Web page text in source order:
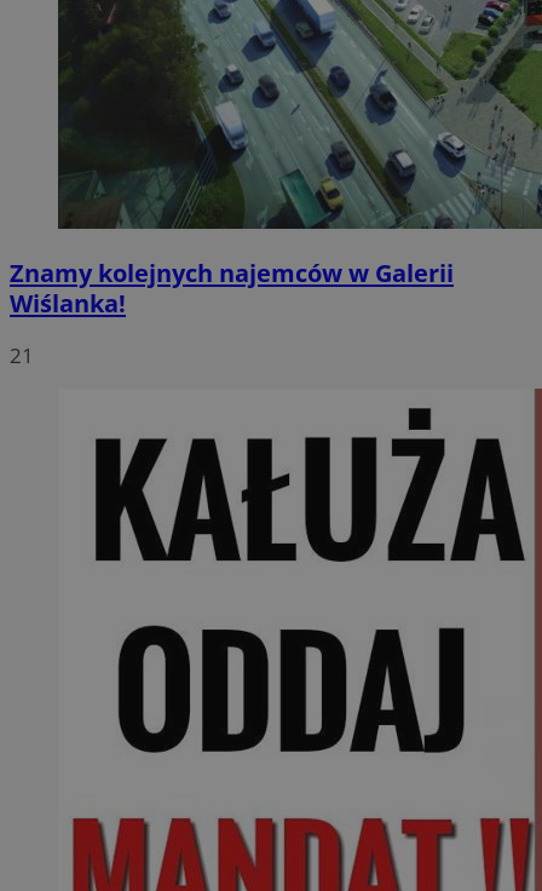
Znamy kolejnych najemców w Galerii
Wiślanka!
21